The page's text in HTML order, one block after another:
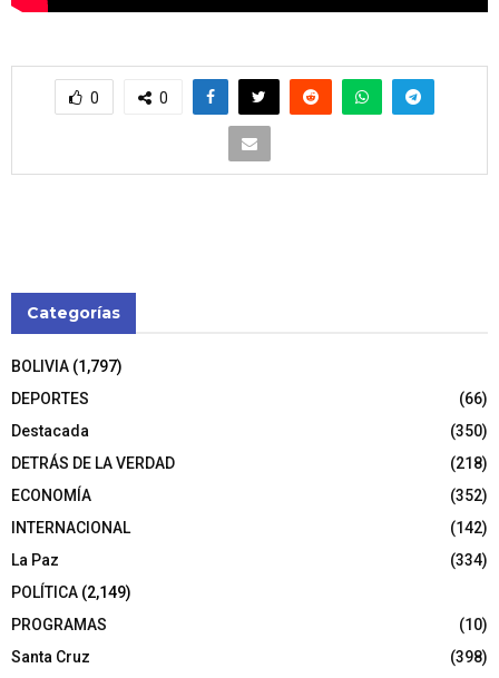
0 0
Categorías
BOLIVIA (1,797)
DEPORTES
(66)
Destacada
(350)
DETRÁS DE LA VERDAD
(218)
ECONOMÍA
(352)
INTERNACIONAL
(142)
La Paz
(334)
POLÍTICA (2,149)
PROGRAMAS
(10)
Santa Cruz
(398)